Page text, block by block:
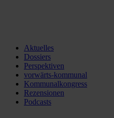
Aktuelles
Dossiers
Perspektiven
vorwärts-kommunal
Kommunalkongress
Rezensionen
Podcasts